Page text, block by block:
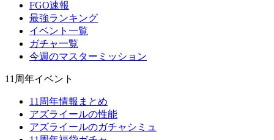
FGO速報
最強ランキング
イベント一覧
ガチャ一覧
今週のマスターミッション
11周年イベント
11周年情報まとめ
アズライールの性能
アズライールのガチャシミュ